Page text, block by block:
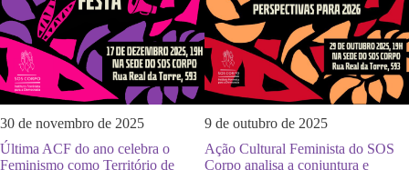
30 de novembro de 2025
Última ACF do ano celebra o
Feminismo como Território de
9 de outubro de 2025
Ação Cultural Feminista do SOS
Corpo analisa a conjuntura e